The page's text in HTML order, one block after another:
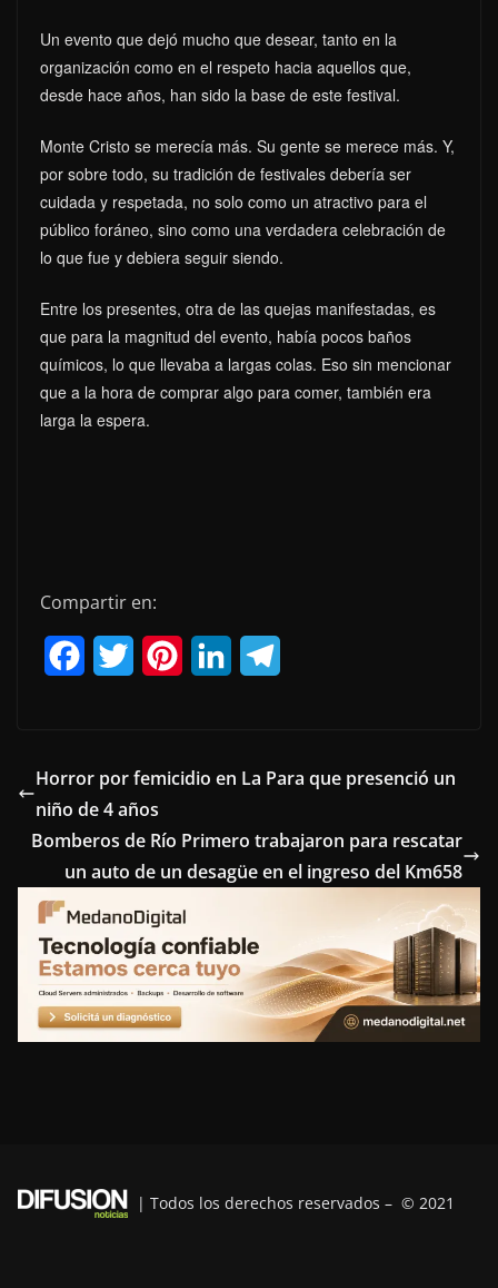
Un evento que dejó mucho que desear, tanto en la
organización como en el respeto hacia aquellos que,
desde hace años, han sido la base de este festival.
Monte Cristo se merecía más. Su gente se merece más. Y,
por sobre todo, su tradición de festivales debería ser
cuidada y respetada, no solo como un atractivo para el
público foráneo, sino como una verdadera celebración de
lo que fue y debiera seguir siendo.
Entre los presentes, otra de las quejas manifestadas, es
que para la magnitud del evento, había pocos baños
químicos, lo que llevaba a largas colas. Eso sin mencionar
que a la hora de comprar algo para comer, también era
larga la espera.
Compartir en:
e
b
k
t
t
t
s
t
k
n
e
Horror por femicidio en La Para que presenció un
niño de 4 años
Bomberos de Río Primero trabajaron para rescatar
un auto de un desagüe en el ingreso del Km658
| Todos los derechos reservados – © 2021